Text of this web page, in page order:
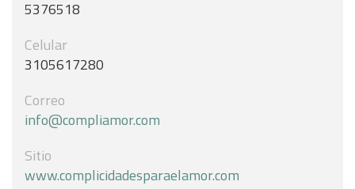
5376518
Celular
3105617280
Correo
info@compliamor.com
Sitio
www.complicidadesparaelamor.com